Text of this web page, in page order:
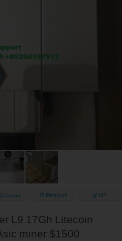
Շտապ Premium VIP
L9 17Gh Litecoin
miner $1500